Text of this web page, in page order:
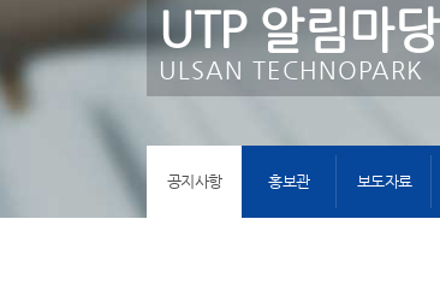
UTP 알림마당
ULSAN TECHNOPARK
공지사항 홍보관 보도자료